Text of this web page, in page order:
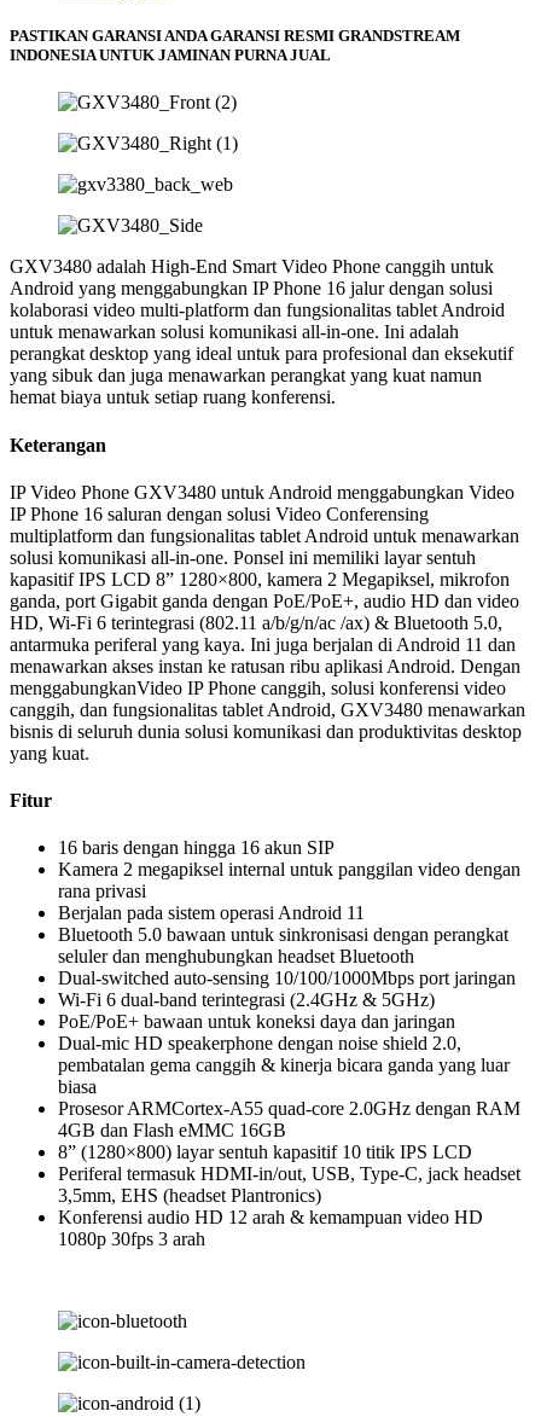
PASTIKAN GARANSI ANDA GARANSI RESMI GRANDSTREAM
INDONESIA UNTUK JAMINAN PURNA JUAL
GXV3480 adalah High-End Smart Video Phone canggih untuk
Android yang menggabungkan IP Phone 16 jalur dengan solusi
kolaborasi video multi-platform dan fungsionalitas tablet Android
untuk menawarkan solusi komunikasi all-in-one. Ini adalah
perangkat desktop yang ideal untuk para profesional dan eksekutif
yang sibuk dan juga menawarkan perangkat yang kuat namun
hemat biaya untuk setiap ruang konferensi.
Keterangan
IP Video Phone GXV3480 untuk Android menggabungkan Video
IP Phone 16 saluran dengan solusi Video Conferensing
multiplatform dan fungsionalitas tablet Android untuk menawarkan
solusi komunikasi all-in-one. Ponsel ini memiliki layar sentuh
kapasitif IPS LCD 8” 1280×800, kamera 2 Megapiksel, mikrofon
ganda, port Gigabit ganda dengan PoE/PoE+, audio HD dan video
HD, Wi-Fi 6 terintegrasi (802.11 a/b/g/n/ac /ax) & Bluetooth 5.0,
antarmuka periferal yang kaya. Ini juga berjalan di Android 11 dan
menawarkan akses instan ke ratusan ribu aplikasi Android. Dengan
menggabungkanVideo IP Phone canggih, solusi konferensi video
canggih, dan fungsionalitas tablet Android, GXV3480 menawarkan
bisnis di seluruh dunia solusi komunikasi dan produktivitas desktop
yang kuat.
Fitur
16 baris dengan hingga 16 akun SIP
Kamera 2 megapiksel internal untuk panggilan video dengan
rana privasi
Berjalan pada sistem operasi Android 11
Bluetooth 5.0 bawaan untuk sinkronisasi dengan perangkat
seluler dan menghubungkan headset Bluetooth
Dual-switched auto-sensing 10/100/1000Mbps port jaringan
Wi-Fi 6 dual-band terintegrasi (2.4GHz & 5GHz)
PoE/PoE+ bawaan untuk koneksi daya dan jaringan
Dual-mic HD speakerphone dengan noise shield 2.0,
pembatalan gema canggih & kinerja bicara ganda yang luar
biasa
Prosesor ARMCortex-A55 quad-core 2.0GHz dengan RAM
4GB dan Flash eMMC 16GB
8” (1280×800) layar sentuh kapasitif 10 titik IPS LCD
Periferal termasuk HDMI-in/out, USB, Type-C, jack headset
3,5mm, EHS (headset Plantronics)
Konferensi audio HD 12 arah & kemampuan video HD
1080p 30fps 3 arah